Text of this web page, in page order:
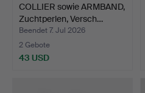
COLLIER sowie ARMBAND,
Zuchtperlen, Versch…
Beendet 7. Jul 2026
2 Gebote
43 USD